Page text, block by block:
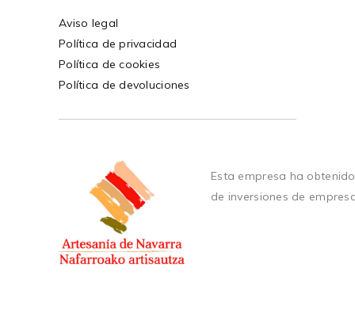
Aviso legal
Política de privacidad
Política de cookies
Política de devoluciones
Esta empresa ha
de inversiones de